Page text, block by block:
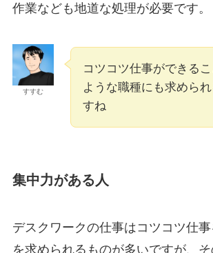
作業なども地道な処理が必要です。
すすむ
コツコツ仕事ができる
ような職種にも求めら
すね
集中力がある人
デスクワークの仕事はコツコツ仕
を求められるものが多いですが、